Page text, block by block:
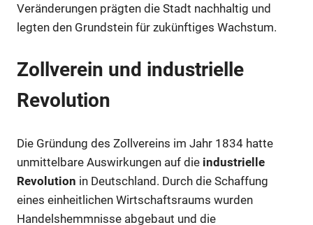
Veränderungen prägten die Stadt nachhaltig und
legten den Grundstein für zukünftiges Wachstum.
Zollverein und industrielle
Revolution
Die Gründung des Zollvereins im Jahr 1834 hatte
unmittelbare Auswirkungen auf die industrielle
Revolution in Deutschland. Durch die Schaffung
eines einheitlichen Wirtschaftsraums wurden
Handelshemmnisse abgebaut und die